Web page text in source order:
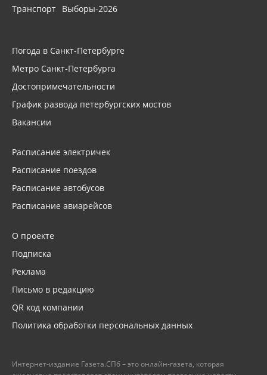
Транспорт Выборы-2026
Погода в Санкт-Петербурге
Метро Санкт-Петербурга
Достопримечательности
График развода петербургских мостов
Вакансии
Расписание электричек
Расписание поездов
Расписание автобусов
Расписание авиарейсов
О проекте
Подписка
Реклама
Письмо в редакцию
QR код компании
Политика обработки персональных данных
Интернет-издание Газета.СПб – это онлайн-газета, которая